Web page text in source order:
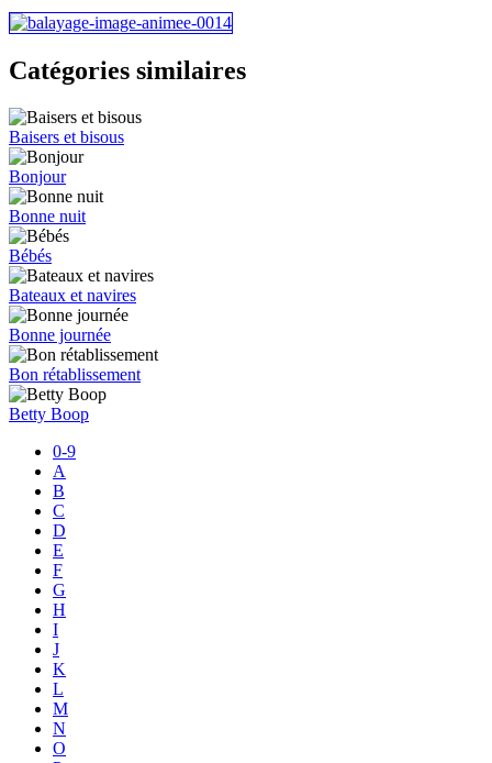
Catégories similaires
Baisers et bisous
Bonjour
Bonne nuit
Bébés
Bateaux et navires
Bonne journée
Bon rétablissement
Betty Boop
0-9
A
B
C
D
E
F
G
H
I
J
K
L
M
N
O